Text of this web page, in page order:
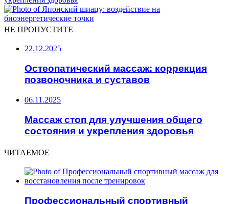
НЕ ПРОПУСТИТЕ
22.12.2025
Остеопатический массаж: коррекция
позвоночника и суставов
06.11.2025
Массаж стоп для улучшения общего
состояния и укрепления здоровья
ЧИТАЕМОЕ
Профессиональный спортивный